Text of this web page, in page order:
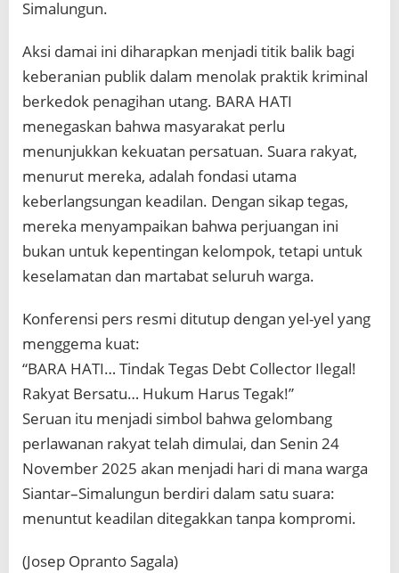
Simalungun.
Aksi damai ini diharapkan menjadi titik balik bagi
keberanian publik dalam menolak praktik kriminal
berkedok penagihan utang. BARA HATI
menegaskan bahwa masyarakat perlu
menunjukkan kekuatan persatuan. Suara rakyat,
menurut mereka, adalah fondasi utama
keberlangsungan keadilan. Dengan sikap tegas,
mereka menyampaikan bahwa perjuangan ini
bukan untuk kepentingan kelompok, tetapi untuk
keselamatan dan martabat seluruh warga.
Konferensi pers resmi ditutup dengan yel-yel yang
menggema kuat:
“BARA HATI… Tindak Tegas Debt Collector Ilegal!
Rakyat Bersatu… Hukum Harus Tegak!”
Seruan itu menjadi simbol bahwa gelombang
perlawanan rakyat telah dimulai, dan Senin 24
November 2025 akan menjadi hari di mana warga
Siantar–Simalungun berdiri dalam satu suara:
menuntut keadilan ditegakkan tanpa kompromi.
(Josep Opranto Sagala)